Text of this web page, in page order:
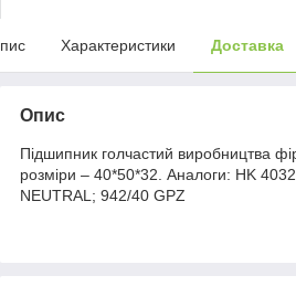
Характеристики Доставка
Опис
Підшипник голчастий виробництва
розміри – 40*50*32. Аналоги: HK
NEUTRAL; 942/40 GPZ